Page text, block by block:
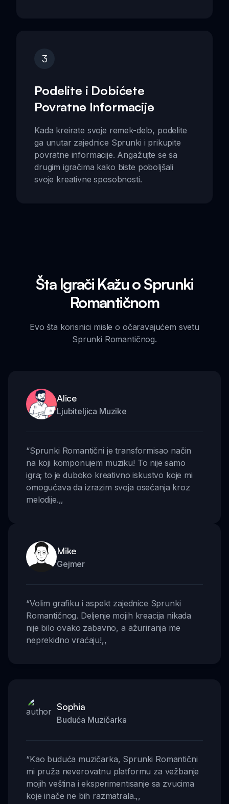
3
Podelite i Dobićete
Povratne Informacije
Kada kreirate svoje remek-delo, podelite
ga unutar zajednice Sprunki i prikupite
povratne informacije. Angažujte se sa
drugim igračima kako biste poboljšali
svoje kreativne sposobnosti.
Šta Igrači Kažu o Sprunki
Romantičnom
Evo šta korisnici misle o očaravajućem svetu
Sprunki Romantičnog.
Alice
Ljubiteljica Muzike
“Sprunki Romantični je transformisao način
na koji komponujem muziku! To nije samo
igra; to je duboko kreativno iskustvo koje mi
omogućava da izrazim svoja osećanja kroz
melodije.,,
Mike
Gejmer
“Volim grafiku i aspekt zajednice Sprunki
Romantičnog. Deljenje mojih kreacija nikada
nije bilo ovako zabavno, a ažuriranja me
neprekidno vraćaju!,,
Sophia
Buduća Muzičarka
“Kao buduća muzičarka, Sprunki Romantični
mi pruža neverovatnu platformu za vežbanje
mojih veština i eksperimentisanje sa zvucima
koje inače ne bih razmatrala.,,